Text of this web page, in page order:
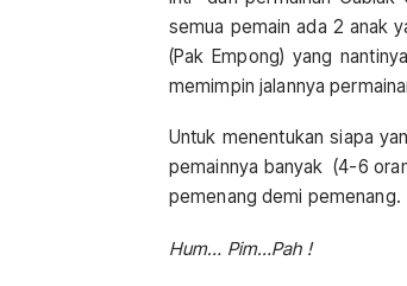
semua pemain ada 2 anak
(Pak Empong) yang
memimpin jalannya
Untuk menentukan siapa
pemainnya banyak (4-6
pemenang demi pemenang.
Hum… Pim…Pah !